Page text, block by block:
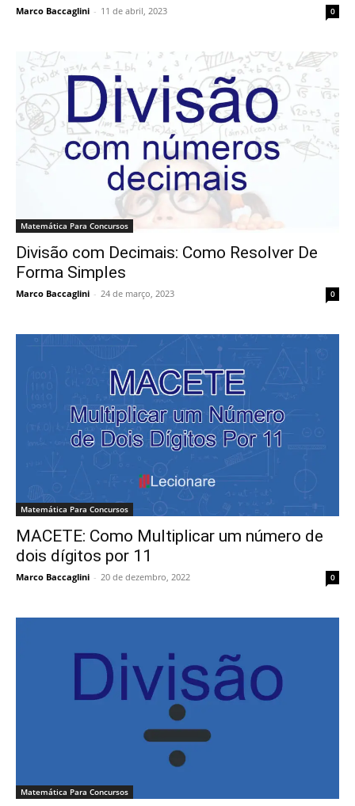
Marco Baccaglini - 11 de abril, 2023 0
Matemática Para Concursos
Divisão com Decimais: Como Resolver De
Forma Simples
Marco Baccaglini - 24 de março, 2023 0
Matemática Para Concursos
MACETE: Como Multiplicar um número de
dois dígitos por 11
Marco Baccaglini - 20 de dezembro, 2022 0
Matemática Para Concursos